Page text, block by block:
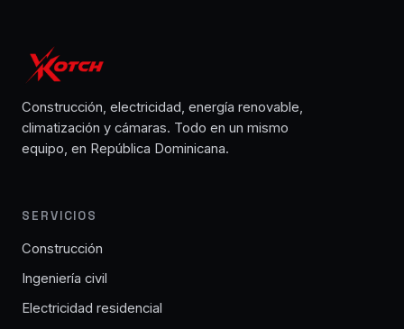
Construcción, electricidad, energía renovable,
climatización y cámaras. Todo en un mismo
equipo, en República Dominicana.
SERVICIOS
Construcción
Ingeniería civil
Electricidad residencial